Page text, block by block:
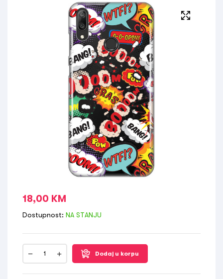
18,00 KM
Dostupnost: NA STANJU
Dodaj u korpu